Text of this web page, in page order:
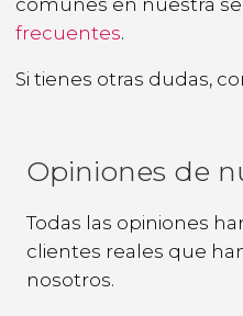
frecuentes.
Si tienes otras dudas,
Opiniones de
Todas las opiniones
clientes reales que
nosotros.